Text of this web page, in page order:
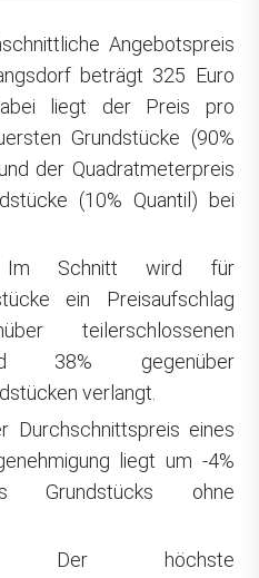
Angebotspreis
beträgt 325 Euro
liegt der Preis pro
Grundstücke (90%
der Quadratmeterpreis
(10% Quantil) bei
Schnitt wird für
ein Preisaufschlag
teilerschlossenen
38% gegenüber
verlangt.
Durchschnittspreis eines
liegt um -4%
ohne
höchste